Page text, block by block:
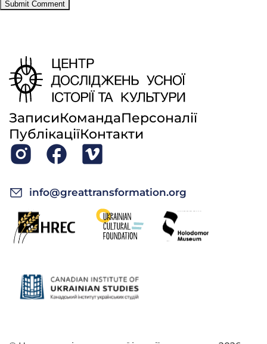
ЗаписиКомандаПерсоналії
ПублікаціїКонтакти
info@greattransformation.org